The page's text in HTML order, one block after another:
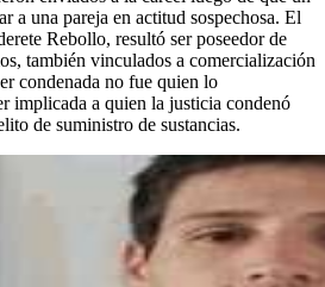
a una pareja en actitud sospechosa. El
Rebollo, resultó ser poseedor de
también vinculados a comercialización
condenada no fue quien lo
implicada a quien la justicia condenó
de suministro de sustancias.